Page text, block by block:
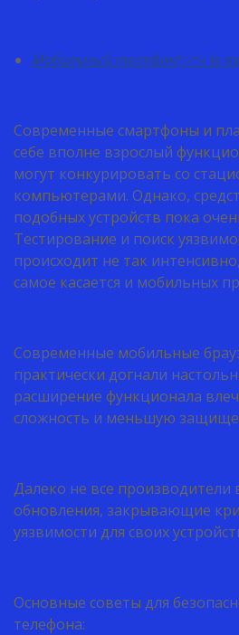
Мобильный телефон(link is
Современные смартфоны и
себе вполне взрослый
могут конкурировать со
компьютерами. Однако,
подобных устройств пока
Тестирование и поиск
происходит не так
самое касается и мобильных
Современные мобильные
практически догнали
расширение функционала
сложность и меньшую
Далеко не все производители
обновления, закрывающие
уязвимости для своих
Основные советы для
телефона: